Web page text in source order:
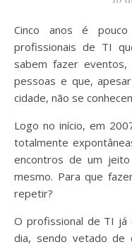
Cinco anos é pouco para um bando de alunos e
profissionais de TI
sabem fazer
pessoas e que,
cidade, não se
Logo no início, em
totalmente
encontros de um
mesmo. Para que
repetir?
O profissional de TI já
dia, sendo vetado de